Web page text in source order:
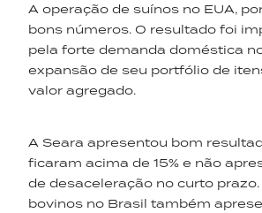
A operação de suínos no EUA,
bons números. O resultado foi
pela forte demanda doméstica
expansão de seu portfólio de
valor agregado.
A Seara apresentou bom
ficaram acima de 15% e não
de desaceleração no curto
bovinos no Brasil também